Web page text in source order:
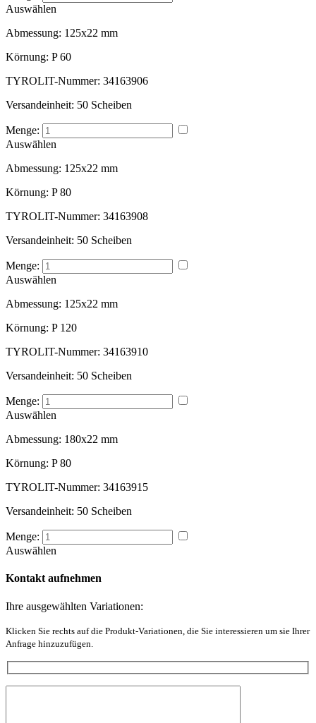
Auswählen
Abmessung: 125x22 mm
Körnung: P 60
TYROLIT-Nummer: 34163906
Versandeinheit: 50 Scheiben
Menge:
Auswählen
Abmessung: 125x22 mm
Körnung: P 80
TYROLIT-Nummer: 34163908
Versandeinheit: 50 Scheiben
Menge:
Auswählen
Abmessung: 125x22 mm
Körnung: P 120
TYROLIT-Nummer: 34163910
Versandeinheit: 50 Scheiben
Menge:
Auswählen
Abmessung: 180x22 mm
Körnung: P 80
TYROLIT-Nummer: 34163915
Versandeinheit: 50 Scheiben
Menge:
Auswählen
Kontakt aufnehmen
Ihre ausgewählten Variationen:
Klicken Sie rechts auf die Produkt-Variationen, die Sie interessieren um sie Ihrer
Anfrage hinzuzufügen.